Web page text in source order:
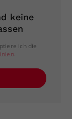
keine
ich die
.